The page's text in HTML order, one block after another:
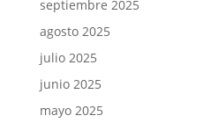
septiembre 2025
agosto 2025
julio 2025
junio 2025
mayo 2025